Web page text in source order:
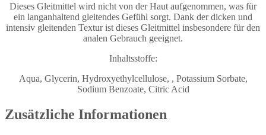
Dieses Gleitmittel wird nicht von der Haut aufgenommen, was für
ein langanhaltend gleitendes Gefühl sorgt. Dank der dicken und
intensiv gleitenden Textur ist dieses Gleitmittel insbesondere für den
analen Gebrauch geeignet.
Inhaltsstoffe:
Aqua, Glycerin, Hydroxyethylcellulose, , Potassium Sorbate,
Sodium Benzoate, Citric Acid
Zusätzliche Informationen